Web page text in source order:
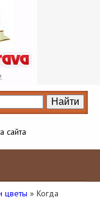
сайта
цветы » Когда